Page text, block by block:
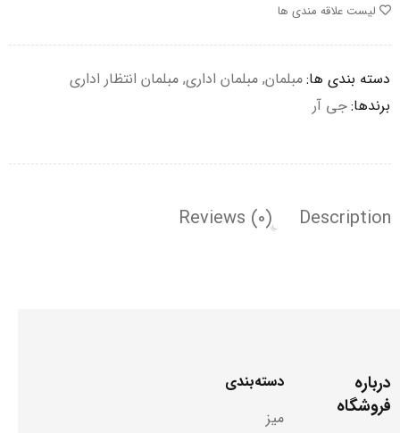
لیست علاقه مندی ها
دسته بندی ها:مبلمان, مبلمان اداری, مبلمان انتظار اداری
برندها:جی آر
Description
Reviews (0)
درباره
فروشگاه
دسته‌بندی
میز